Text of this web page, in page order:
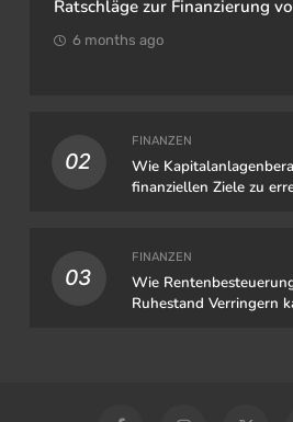
Ratschläge zur Finanzierung
6 months ago
02
FINANZEN
Wie
finanziellen Ziele zu
03
FINANZEN
Wie
Ruhestand Verringern